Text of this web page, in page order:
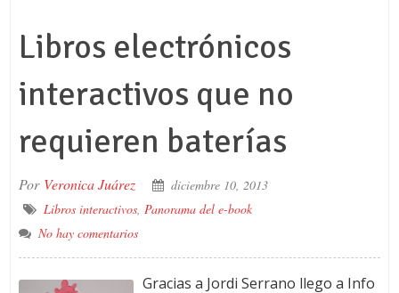
Libros electrónicos
interactivos que no
requieren baterías
Por Veronica Juárez
diciembre 10, 2013
Libros interactivos, Panorama del e-book
No hay comentarios
Gracias a Jordi Serrano llego a Info